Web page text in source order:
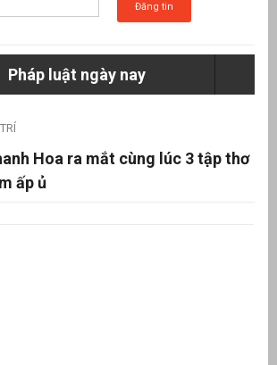
Đăng tin
Pháp luật ngày nay
Hoa ra mắt cùng lúc 3 tập thơ
ấp ủ